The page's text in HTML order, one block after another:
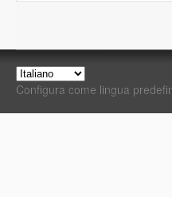
Configura come lingua